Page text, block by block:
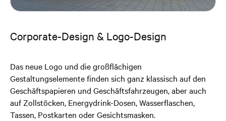
Corporate-Design & Logo-Design
Das neue Logo und die großflächigen
Gestaltungselemente finden sich ganz klassisch auf den
Geschäftspapieren und Geschäftsfahrzeugen, aber auch
auf Zollstöcken, Energydrink-Dosen, Wasserflaschen,
Tassen, Postkarten oder Gesichtsmasken.